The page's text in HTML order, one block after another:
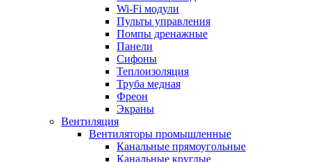
Wi-Fi модули
Пульты управления
Помпы дренажные
Панели
Сифоны
Теплоизоляция
Труба медная
Фреон
Экраны
Вентиляция
Вентиляторы промышленные
Канальные прямоугольные
Канальные круглые